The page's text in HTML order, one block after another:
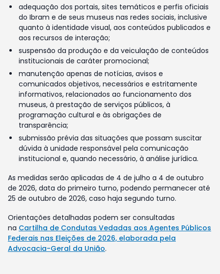
adequação dos portais, sites temáticos e perfis oficiais
do Ibram e de seus museus nas redes sociais, inclusive
quanto à identidade visual, aos conteúdos publicados e
aos recursos de interação;
suspensão da produção e da veiculação de conteúdos
institucionais de caráter promocional;
manutenção apenas de notícias, avisos e
comunicados objetivos, necessários e estritamente
informativos, relacionados ao funcionamento dos
museus, à prestação de serviços públicos, à
programação cultural e às obrigações de
transparência;
submissão prévia das situações que possam suscitar
dúvida à unidade responsável pela comunicação
institucional e, quando necessário, à análise jurídica.
As medidas serão aplicadas de 4 de julho a 4 de outubro
de 2026, data do primeiro turno, podendo permanecer até
25 de outubro de 2026, caso haja segundo turno.
Orientações detalhadas podem ser consultadas
na Cartilha de Condutas Vedadas aos Agentes Públicos
Federais nas Eleições de 2026, elaborada pela
Advocacia-Geral da União.